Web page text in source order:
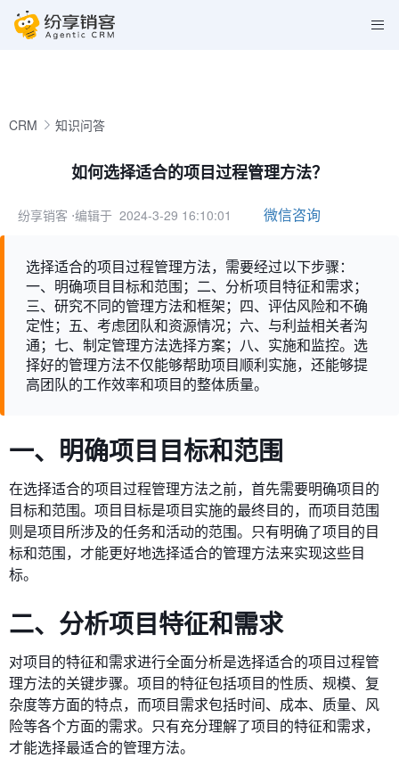
CRM 知识问答
如何选择适合的项目过程管理方法？
纷享销客 ⋅编辑于 2024-3-29 16:10:01 微信咨询
选择适合的项目过程管理方法，需要经过以下步骤：
一、明确项目目标和范围；二、分析项目特征和需求；
三、研究不同的管理方法和框架；四、评估风险和不确
定性；五、考虑团队和资源情况；六、与利益相关者沟
通；七、制定管理方法选择方案；八、实施和监控。选
择好的管理方法不仅能够帮助项目顺利实施，还能够提
高团队的工作效率和项目的整体质量。
一、明确项目目标和范围
在选择适合的项目过程管理方法之前，首先需要明确项目的
目标和范围。项目目标是项目实施的最终目的，而项目范围
则是项目所涉及的任务和活动的范围。只有明确了项目的目
标和范围，才能更好地选择适合的管理方法来实现这些目
标。
二、分析项目特征和需求
对项目的特征和需求进行全面分析是选择适合的项目过程管
理方法的关键步骤。项目的特征包括项目的性质、规模、复
杂度等方面的特点，而项目需求包括时间、成本、质量、风
险等各个方面的需求。只有充分理解了项目的特征和需求，
才能选择最适合的管理方法。